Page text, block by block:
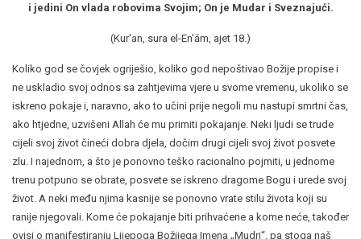
i jedini On vlada robovima Svojim; On je Mudar i Sveznajući.
(Kur'an, sura el-En'ām, ajet 18.)
Koliko god se čovjek ogriješio, koliko god nepoštivao Božije propise i
ne uskladio svoj odnos sa zahtjevima vjere u svome vremenu, ukoliko se
iskreno pokaje i, naravno, ako to učini prije negoli mu nastupi smrtni čas,
ako htjedne, uzvišeni Allah će mu primiti pokajanje. Neki ljudi se trude
cijeli svoj život čineći dobra djela, dočim drugi cijeli svoj život posvete
zlu. I najednom, a što je ponovno teško racionalno pojmiti, u jednome
trenu potpuno se obrate, posvete se iskreno dragome Bogu i urede svoj
život. A neki među njima kasnije se ponovno vrate stilu života koji su
ranije njegovali. Kome će pokajanje biti prihvaćene a kome neće, također
ovisi o manifestiranju Lijepoga Božijega Imena „Mudri“, pa stoga naš